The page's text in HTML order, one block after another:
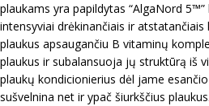
plaukams yra papildytas “AlgaNord
intensyviai drėkinančiais ir
plaukus apsaugančiu B vitaminų
plaukus ir subalansuoja jų struktūrą iš
plaukų kondicionierius dėl jame
sušvelnina net ir ypač šiurkščius